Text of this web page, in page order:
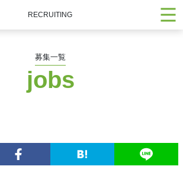
RECRUITING
募集一覧
jobs